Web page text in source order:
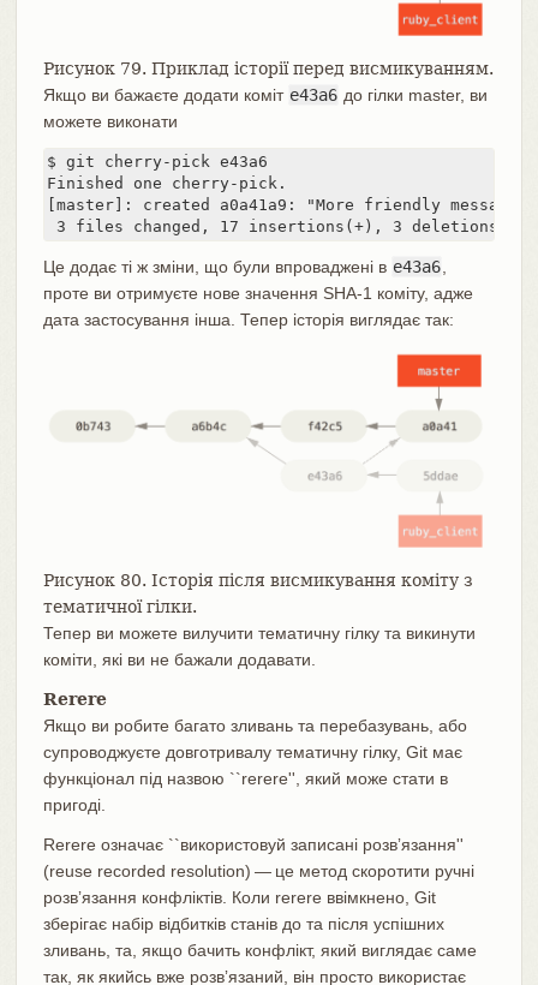
Рисунок 79. Приклад історії перед висмикуванням.
Якщо ви бажаєте додати коміт e43a6 до гілки master, ви
можете виконати
$ git cherry-pick e43a6
Finished one cherry-pick.
[master]: created a0a41a9: "More friendly
3 files changed, 17 insertions(+), 3 deletions(-)
Це додає ті ж зміни, що були впроваджені в e43a6
проте ви отримуєте нове значення SHA-1 коміту, адже
дата застосування інша. Тепер історія виглядає так:
Рисунок 80. Історія після висмикування коміту з
тематичної гілки.
Тепер ви можете вилучити тематичну гілку та викинути
коміти, які ви не бажали додавати.
Rerere
Якщо ви робите багато зливань та перебазувань, або
супроводжуєте довготривалу тематичну гілку, Git має
функціонал під назвою ``rerere'', який може стати в
пригоді.
Rerere означає ``використовуй записані розвʼязання''
(reuse recorded resolution) — це метод скоротити ручні
розвʼязання конфліктів. Коли rerere ввімкнено, Git
зберігає набір відбитків станів до та після успішних
зливань, та, якщо бачить конфлікт, який виглядає саме
так, як якийсь вже розвʼязаний, він просто використає